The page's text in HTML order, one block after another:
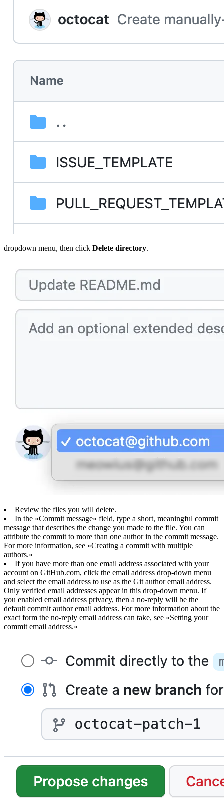
dropdown menu, then click Delete directory.
Review the files you will delete.
In the «Commit message» field, type a short, meaningful commit
message that describes the change you made to the file. You can
attribute the commit to more than one author in the commit message.
For more information, see «Creating a commit with multiple
authors.»
If you have more than one email address associated with your
account on GitHub.com, click the email address drop-down menu
and select the email address to use as the Git author email address.
Only verified email addresses appear in this drop-down menu. If
you enabled email address privacy, then a no-reply will be the
default commit author email address. For more information about the
exact form the no-reply email address can take, see «Setting your
commit email address.»